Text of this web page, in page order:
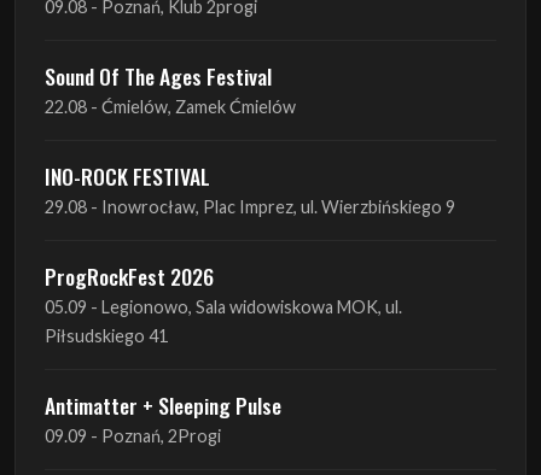
INO-ROCK FESTIVAL
29.08 - Inowrocław, Plac Imprez, ul. Wierzbińskiego 9
ProgRockFest 2026
Antimatter + Sleeping Pulse
09.09 - Poznań, 2Progi
Amelia Tokarska - Celtic Tales Quartet
10.09 - Rybnik, Teatr Ziemi Rybnickiej